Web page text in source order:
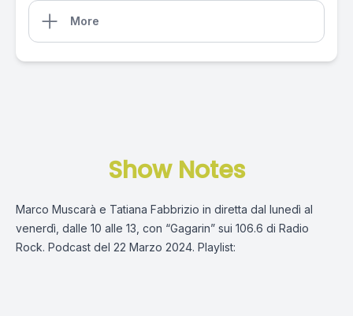
More
Show Notes
Marco Muscarà e Tatiana Fabbrizio in diretta dal lunedì al
venerdì, dalle 10 alle 13, con “Gagarin” sui 106.6 di Radio
Rock. Podcast del 22 Marzo 2024. Playlist: